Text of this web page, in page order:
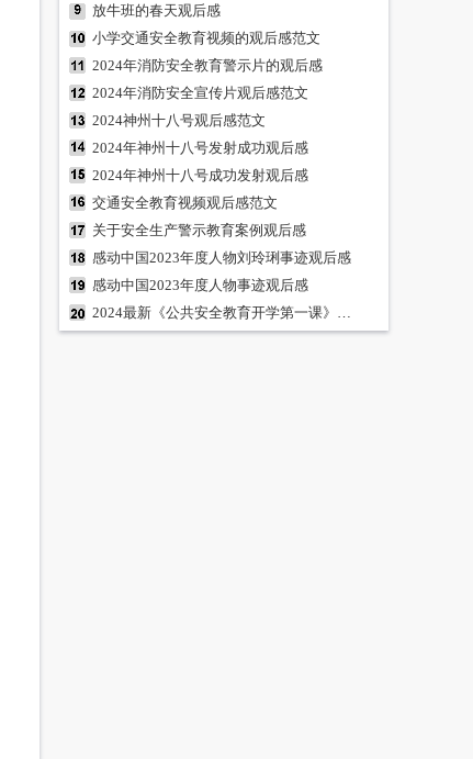
放牛班的春天观后感
小学交通安全教育视频的观后感范文
2024年消防安全教育警示片的观后感
2024年消防安全宣传片观后感范文
2024神州十八号观后感范文
2024年神州十八号发射成功观后感
2024年神州十八号成功发射观后感
交通安全教育视频观后感范文
关于安全生产警示教育案例观后感
感动中国2023年度人物刘玲琍事迹观后感
感动中国2023年度人物事迹观后感
2024最新《公共安全教育开学第一课》观后感